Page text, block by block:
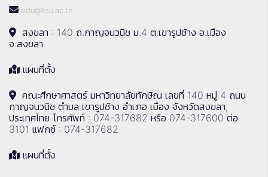
edu@tsu.ac.th
สงขลา : 140 ถ.กาญจนวนิช ม.4 ต.เขารูปช้าง อ.เมือง
จ.สงขลา
แผนที่ตั้ง
คณะศึกษาศาสตร์ มหาวิทยาลัยทักษิณ เลขที่ 140 หมู่ 4 ถนน
กาญจนวนิช ตำบล เขารูปช้าง อำเภอ เมือง จังหวัดสงขลา,
ประเทศไทย โทรศัพท์ : 074-317682 หรือ 074-317600 ต่อ
3101 แฟกซ์ : 074-317682
แผนที่ตั้ง